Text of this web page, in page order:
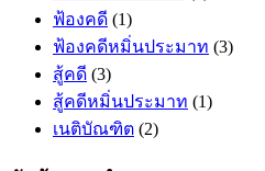
ฟ้องคดี (1)
ฟ้องคดีหมิ่นประมาท (3)
สู้คดี (3)
สู้คดีหมิ่นประมาท (1)
เนติบัณฑิต (2)